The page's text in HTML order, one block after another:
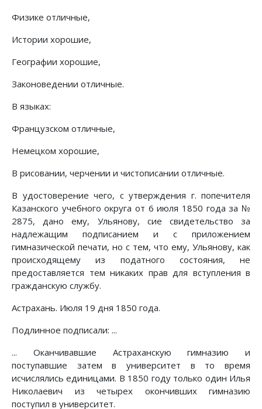
Физике отличные,
Истории хорошие,
Географии хорошие,
Законоведении отличные.
В языках:
Французском отличные,
Немецком хорошие,
В рисовании, черчении и чистописании отличные.
В удостоверение чего, с утверждения г. попечителя
Казанского учебного округа от 6 июля 1850 года за №
2875, дано ему, Ульянову, сие свидетельство за
надлежащим подписанием и с приложением
гимназической печати, но с тем, что ему, Ульянову, как
происходящему из податного состояния, не
предоставляется тем никаких прав для вступления в
гражданскую службу.
Астрахань. Июля 19 дня 1850 года.
Подлинное подписали: ...
... Оканчивавшие Астраханскую гимназию и
поступавшие затем в университет в то время
исчислялись единицами. В 1850 году только один Илья
Николаевич из четырех окончивших гимназию
поступил в университет.